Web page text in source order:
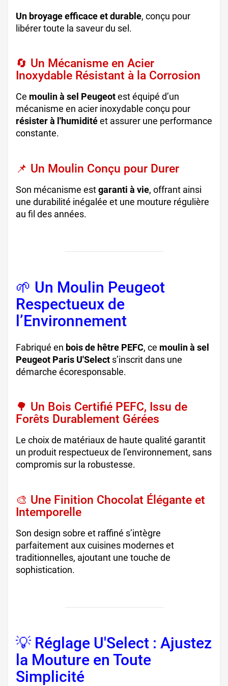
Un broyage efficace et durable, conçu pour
libérer toute la saveur du sel.
🔄 Un Mécanisme en Acier
Inoxydable Résistant à la Corrosion
Ce moulin à sel Peugeotest équipé d’un
mécanisme en acier inoxydable conçu pour
résister à l'humiditéet assurer une performance
constante.
📌 Un Moulin Conçu pour Durer
Son mécanisme estgaranti à vie, offrant ainsi
une durabilité inégalée et une mouture régulière
au fil des années.
🌱 Un Moulin Peugeot
Respectueux de
l’Environnement
Fabriqué en bois de hêtre PEFC, ce moulin à sel
Peugeot Paris U'Select s’inscrit dans une
démarche écoresponsable.
🌳 Un Bois Certifié PEFC, Issu de
Forêts Durablement Gérées
Le choix de matériaux de haute qualité garantit
un produit respectueux de l’environnement, sans
compromis sur la robustesse.
🎨 Une Finition Chocolat Élégante et
Intemporelle
Son design sobre et raffiné s’intègre
parfaitement aux cuisines modernes et
traditionnelles, ajoutant une touche de
sophistication.
💡 Réglage U'Select : Ajustez
la Mouture en Toute
Simplicité